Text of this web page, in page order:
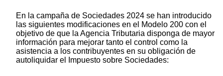
En la campaña de Sociedades 2024 se han introducido
las siguientes modificaciones en el Modelo 200 con el
objetivo de que la Agencia Tributaria disponga de mayor
información para mejorar tanto el control como la
asistencia a los contribuyentes en su obligación de
autoliquidar el Impuesto sobre Sociedades: